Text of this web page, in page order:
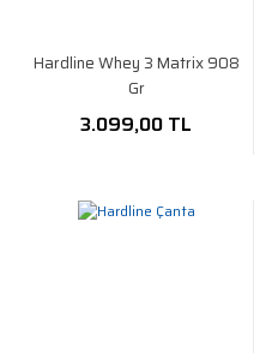
Hardline Whey 3 Matrix 908
Gr
3.099,00 TL